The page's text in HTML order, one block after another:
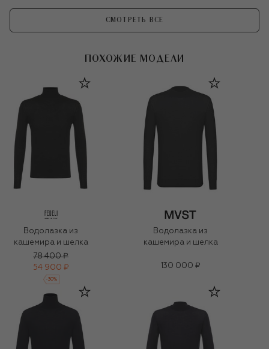
СМОТРЕТЬ ВСЕ
ПОХОЖИЕ МОДЕЛИ
Водолазка из
кашемира и шелка
78 400 ₽
54 900 ₽
-30%
Водолазка из
кашемира и шелка
130 000 ₽